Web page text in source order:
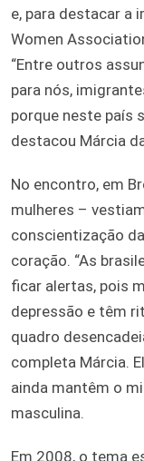
e, para destacar a
Women
“Entre outros
para nós,
porque neste país
destacou Márcia
No encontro, em
mulheres –
conscientização
coração. “As
ficar alertas, pois
depressão e têm
quadro
completa Márcia.
ainda mantêm o
masculina.
Em 2008, o tema